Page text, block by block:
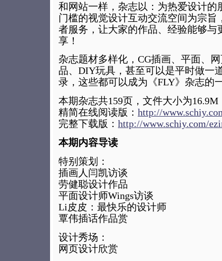
和网站一样，杂志以：为热爱设计的
门槛的视觉设计互动交流空间为宗旨
者服务，让大家的作品、经验能够与
享！
杂志题材多样化，CG插画、平面、
品、DIY玩具，甚至可以是平时做一
录，这些都可以成为《FLY》杂志的
本期杂志共159页，文件大小为16.9M
精简在线阅读版： http://
完整下载版： http://www.schiy.com/
本期内容导读
特别策划：
插画人闫凯访谈
劳健聪设计作品
平面设计师Wings访谈
Li皮皮：最快乐的设计师
覃伟插话作品赏
设计秀场：
网页设计欣赏